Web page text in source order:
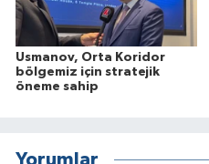
Usmanov, Orta Koridor
bölgemiz için stratejik
öneme sahip
Yorumlar